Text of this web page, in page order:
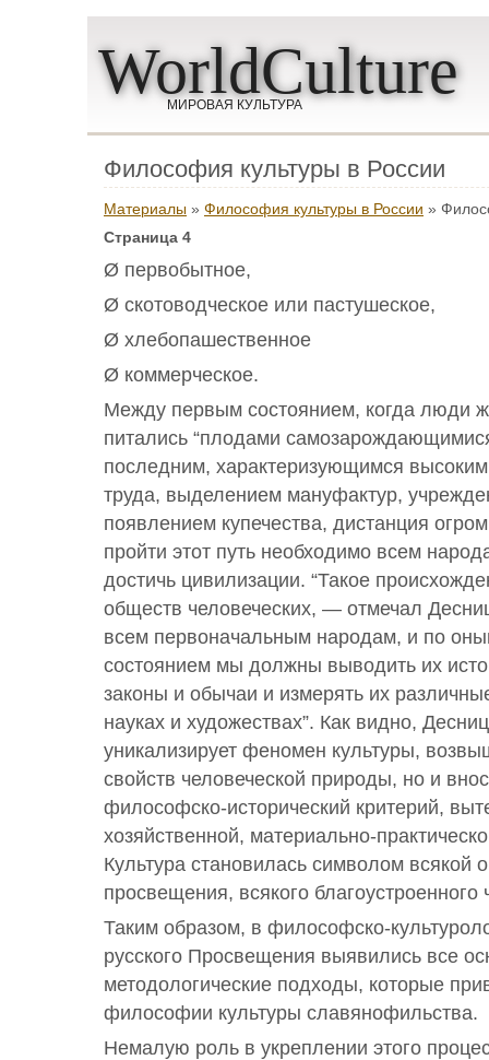
WorldCulture
МИРОВАЯ КУЛЬТУРА
Философия культуры в России
Материалы » Философия культуры в России »
Страница 4
Ø первобытное,
Ø скотоводческое или пастушеское,
Ø хлебопашественное
Ø коммерческое.
Между первым состоянием, когда люди
питались “плодами
последним, характеризующимся
труда, выделением мануфактур,
появлением купечества, дистанция
пройти этот путь необходимо всем
достичь цивилизации. “Такое
обществ человеческих, — отмечал
всем первоначальным народам, и по
состоянием мы должны выводить их
законы и обычаи и измерять их
науках и художествах”. Как видно,
уникализирует феномен культуры,
свойств человеческой природы, но и
философско-исторический критерий,
хозяйственной, материально-
Культура становилась символом всякой
просвещения, всякого благоустроенного
Таким образом, в философско-
русского Просвещения выявились все
методологические подходы, которые
философии культуры славянофильства.
Немалую роль в укреплении этого